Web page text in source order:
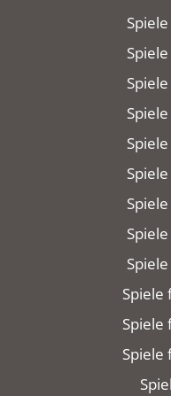
Spiele
Spiele
Spiele